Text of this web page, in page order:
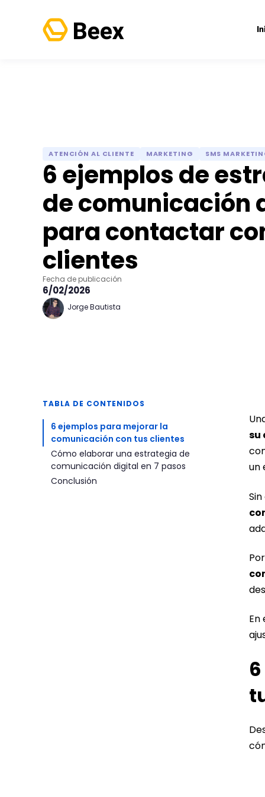
ATENCIÓN AL CLIENTE MARKETING SMS
6 ejemplos de
de comunicación
para contactar
clientes
Fecha de publicación
6/02/2026
Jorge Bautista
TABLA DE CONTENIDOS
6 ejemplos para mejorar la
comunicación con tus clientes
Cómo elaborar una estrategia de
comunicación digital en 7 pasos
Conclusión
su
un